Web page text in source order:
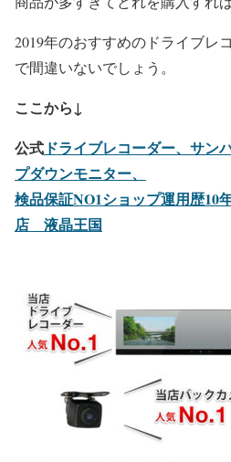
2019年のおすすめのドライブレ
で間違いないでしょう。
ここから↓
公式 ドライブレコーダー、サン
プダウンモニター、
検品保証NO1ショップ運用歴10
店 液晶王国